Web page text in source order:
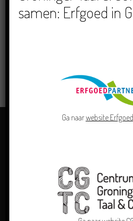
LOCATIE
samen: Erfgoed in
Ga naarwebsite